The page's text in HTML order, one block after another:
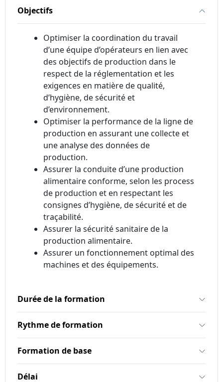
Objectifs
Optimiser la coordination du travail
d’une équipe d’opérateurs en lien avec
des objectifs de production dans le
respect de la réglementation et les
exigences en matière de qualité,
d’hygiène, de sécurité et
d’environnement.
Optimiser la performance de la ligne de
production en assurant une collecte et
une analyse des données de
production.
Assurer la conduite d’une production
alimentaire conforme, selon les process
de production et en respectant les
consignes d’hygiène, de sécurité et de
traçabilité.
Assurer la sécurité sanitaire de la
production alimentaire.
Assurer un fonctionnement optimal des
machines et des équipements.
Durée de la formation
Rythme de formation
Formation de base
Délai